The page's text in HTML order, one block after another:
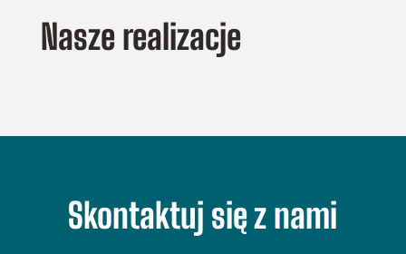
Nasze realizacje
Skontaktuj się z nami